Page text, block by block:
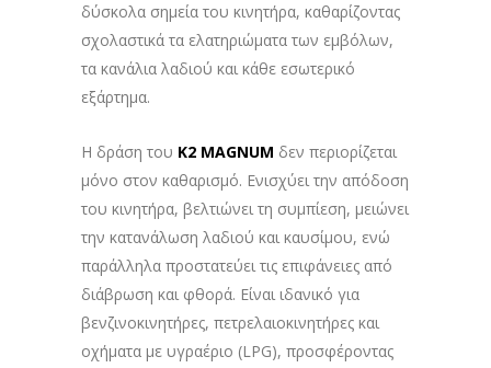
δύσκολα σημεία του κινητήρα, καθαρίζοντας
σχολαστικά τα ελατηριώματα των εμβόλων,
τα κανάλια λαδιού και κάθε εσωτερικό
εξάρτημα.
Η δράση του K2 MAGNUM δεν περιορίζεται
μόνο στον καθαρισμό. Ενισχύει την απόδοση
του κινητήρα, βελτιώνει τη συμπίεση, μειώνει
την κατανάλωση λαδιού και καυσίμου, ενώ
παράλληλα προστατεύει τις επιφάνειες από
διάβρωση και φθορά. Είναι ιδανικό για
βενζινοκινητήρες, πετρελαιοκινητήρες και
οχήματα με υγραέριο (LPG), προσφέροντας